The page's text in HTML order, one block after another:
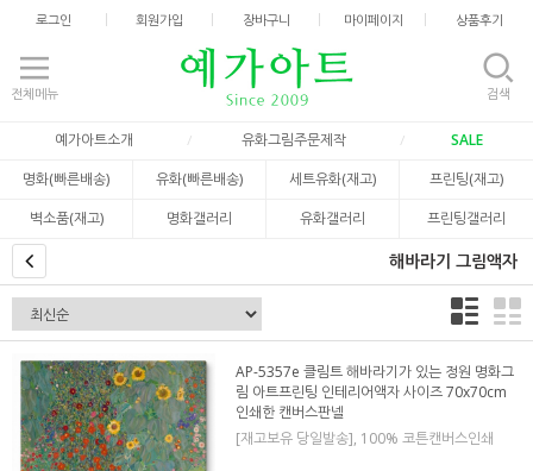
로그인 회원가입 장바구니 마이페이지 상품후기
전체메뉴 검색
예가아트소개 유화그림주문제작
SALE
명화(빠른배송)
유화(빠른배송) 세트유화(재고)
프린팅(재고)
벽소품(재고)
명화갤러리 유화갤러리 프린팅갤러리
해바라기 그림액자
AP-5357e 클림트 해바라기가 있는 정원 명화그
림 아트프린팅 인테리어액자 사이즈 70x70cm
인쇄한 캔버스판넬
[재고보유 당일발송], 100% 코튼캔버스인쇄